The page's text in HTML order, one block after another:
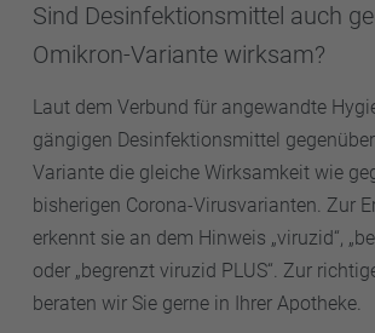
Sind Desinfektionsmittel auch
Omikron-Variante wirksam?
Laut dem Verbund für angewandte
gängigen Desinfektionsmittel
Variante die gleiche Wirksamkeit wie
bisherigen Corona-Virusvarianten. Zur
erkennt sie an dem Hinweis „viruzid“,
oder „begrenzt viruzid PLUS“. Zur
beraten wir Sie gerne in Ihrer Apotheke.